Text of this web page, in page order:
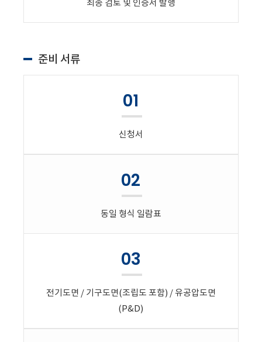
최종 검토 및 인증서 발행
준비 서류
01
신청서
02
동일 형식 일람표
03
전기도면 / 기구도면(조립도 포함) / 유공압도면
(P&D)